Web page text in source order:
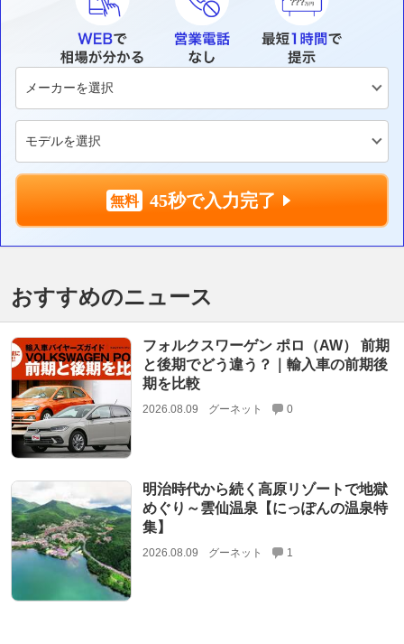
45秒で入力完了
おすすめのニュース
フォルクスワーゲン ポロ（AW） 前期
と後期でどう違う？｜輸入車の前期後
期を比較
2026.08.09 グーネット 0
明治時代から続く高原リゾートで地獄
めぐり～雲仙温泉【にっぽんの温泉特
集】
2026.08.09 グーネット 1